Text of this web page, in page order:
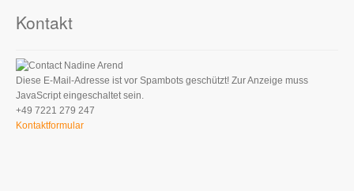
Kontakt
Nadine Arend
Diese E-Mail-Adresse ist vor Spambots geschützt! Zur Anzeige muss
JavaScript eingeschaltet sein.
+49 7221 279 247
Kontaktformular